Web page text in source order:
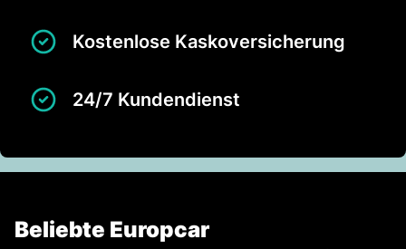
Kostenlose Kaskoversicherung
24/7 Kundendienst
Beliebte Europcar